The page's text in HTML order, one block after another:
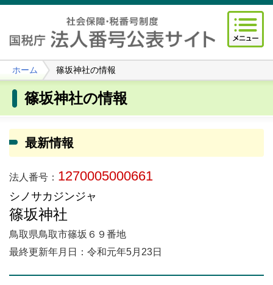
ホーム 篠坂神社の情報
篠坂神社の情報
最新情報
法人番号： 1270005000661
シノサカジンジャ
篠坂神社
鳥取県鳥取市篠坂６９番地
最終更新年月日：令和元年5月23日